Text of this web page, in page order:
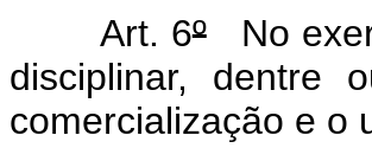
Art. 6ºNo
disciplinar, dentre
comercialização e o